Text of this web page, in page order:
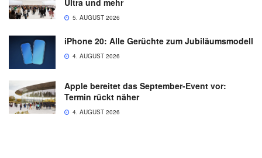
Ultra und mehr
5. AUGUST 2026
iPhone 20: Alle Gerüchte zum Jubiläumsmodell
4. AUGUST 2026
Apple bereitet das September-Event vor:
Termin rückt näher
4. AUGUST 2026